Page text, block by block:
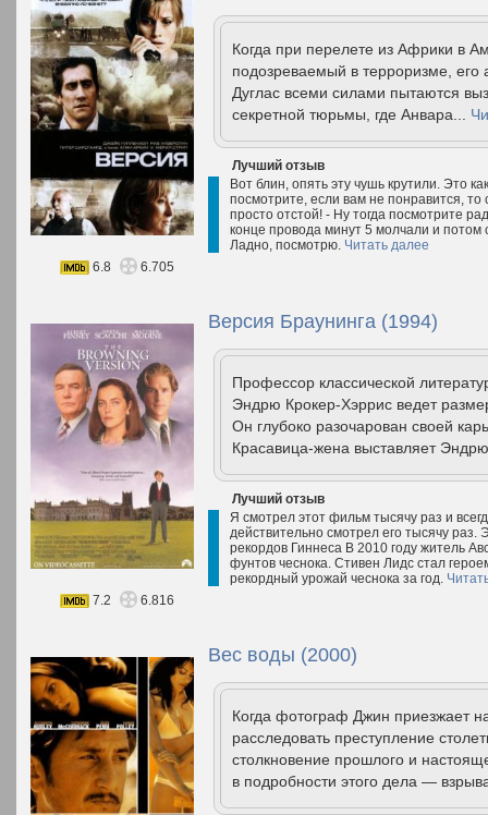
Когда при перелете из Африки в
подозреваемый в терроризме,
Дуглас всеми силами пытаются
секретной тюрьмы, где Анвара...
Лучший отзыв
Вот блин, опять эту чушь крутили. Это
посмотрите, если вам не понравится,
просто отстой! - Ну тогда посмотрите
конце провода минут 5 молчали и
Ладно, посмотрю. Читать далее
6.8
6.705
Версия Браунинга (1994)
Профессор классической
Эндрю Крокер-Хэррис ведет
Он глубоко разочарован своей
Красавица-жена выставляет
Лучший отзыв
Я смотрел этот фильм тысячу раз и
действительно смотрел его тысячу
рекордов Гиннеса В 2010 году житель
фунтов чеснока. Стивен Лидс стал
рекордный урожай чеснока за год.
7.2
6.816
Вес воды (2000)
Когда фотограф Джин приезжает
расследовать преступление
столкновение прошлого и
в подробности этого дела —